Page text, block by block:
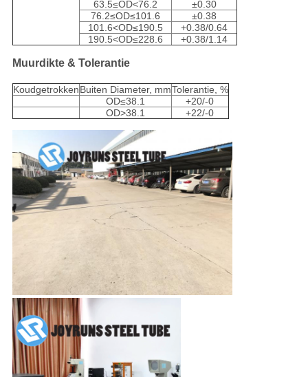
63.5≤OD<76.2
±0.30
76.2≤OD≤101.6
±0.38
101.6<OD≤190.5
+0.38/0.64
190.5<OD≤228.6
+0.38/1.14
Muurdikte & Tolerantie
KoudgetrokkenBuiten Diameter, mmTolerantie, %
OD≤38.1
+20/-0
OD>38.1
+22/-0